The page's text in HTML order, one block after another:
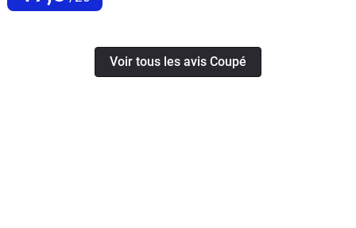
Voir tous les avis Coupé